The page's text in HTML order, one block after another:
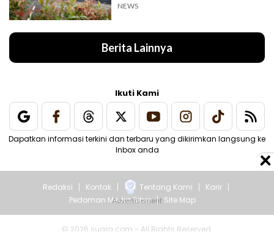
NEWS
Berita Lainnya
Ikuti Kami
Dapatkan informasi terkini dan terbaru yang dikirimkan langsung ke
Inbox anda
Redaksi Kontak Tentang Kami
Karir
Pedoman Media Siber
Site Map
© 2026 suara.com - All Rights Reserved.